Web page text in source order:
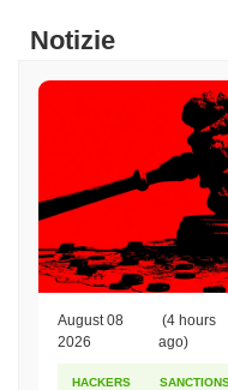
Qual è lo storico
SUN?
Massimo Storico (ATH):
Minimo Storico (ATL):
MICRO SUN è
suo ATH .
Come si sta
mercato crypto
Negli ultimi 7 giorni,
sottoperformando il
un guadagno del0.34%
Notizie
August 08
2026
(4 hours
ago)
HACKERS